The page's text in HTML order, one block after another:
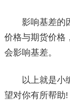
影响基差的因
价格与期货价格
会影响基差。
以上就是小编
望对你有所帮助!